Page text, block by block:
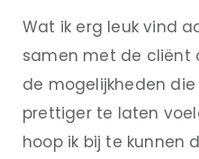
Wat ik erg leuk vind
samen met de cliënt
de mogelijkheden
prettiger te laten
hoop ik bij te kunnen